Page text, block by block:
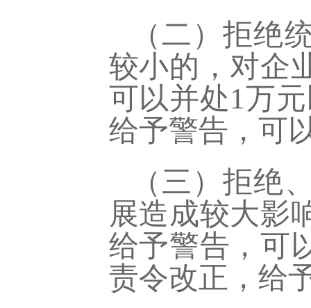
（二）拒绝
较小的，对企
可以并处1万
给予警告，可
（三）拒绝
展造成较大影
给予警告，可
责令改正，给